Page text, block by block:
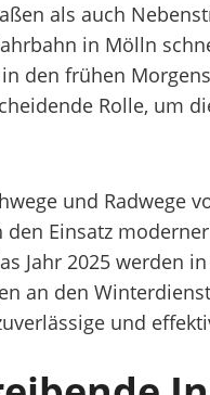
als auch
in Mölln
den frühen
Rolle, um
und Radwege
Einsatz
Jahr 2025 werden
an den
und